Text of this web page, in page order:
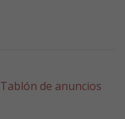
Tablón de anuncios